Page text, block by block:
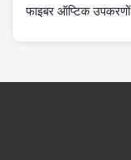
फाइबर ऑप्टिक उपकरणों